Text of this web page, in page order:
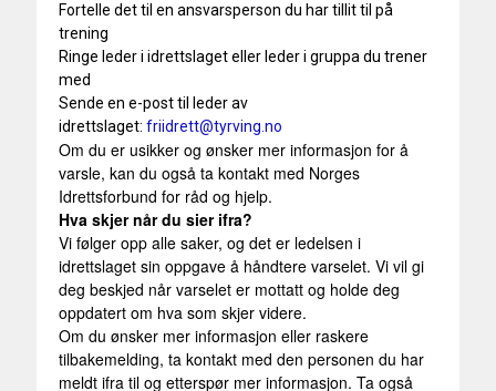
Fortelle det til en ansvarsperson du har tillit til på
trening
Ringe leder i idrettslaget eller leder i gruppa du trener
med
Sende en e-post til leder av
idrettslaget: friidrett@tyrving.no
Om du er usikker og ønsker mer informasjon for å
varsle, kan du også ta kontakt med Norges
Idrettsforbund for råd og hjelp.
Hva skjer når du sier ifra?
Vi følger opp alle saker, og det er ledelsen i
idrettslaget sin oppgave å håndtere varselet. Vi vil gi
deg beskjed når varselet er mottatt og holde deg
oppdatert om hva som skjer videre.
Om du ønsker mer informasjon eller raskere
tilbakemelding, ta kontakt med den personen du har
meldt ifra til og etterspør mer informasjon. Ta også